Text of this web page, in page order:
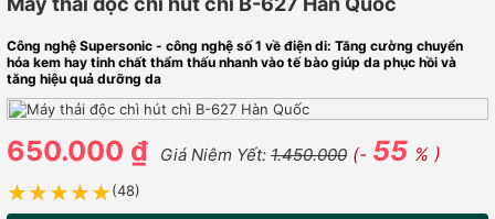
Công nghệ Supersonic - công nghệ số 1 về điện di: Tăng cường chuyển
hóa kem hay tinh chất thẩm thấu nhanh vào tế bào giúp da phục hồi và
tăng hiệu quả dưỡng da
650.000 ₫ Giá Niêm Yết: 1.450.000 (- 55 % )
★★★★★
★★★★★(48)